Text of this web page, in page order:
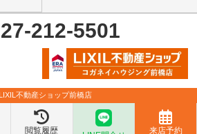
212-5501
不動産ショップ前橋店
閲覧履歴 来店予約